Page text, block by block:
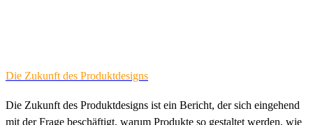
Die Zukunft des Produktdesigns
Die Zukunft des Produktdesigns ist ein Bericht, der sich eingehend
mit der Frage beschäftigt, warum Produkte so gestaltet werden, wie